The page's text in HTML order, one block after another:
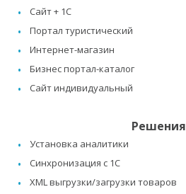
Сайт + 1C
Портал туристический
Интернет-магазин
Бизнес портал-каталог
Сайт индивидуальный
Решения
Установка аналитики
Синхронизация с 1C
XML выгрузки/загрузки товаров